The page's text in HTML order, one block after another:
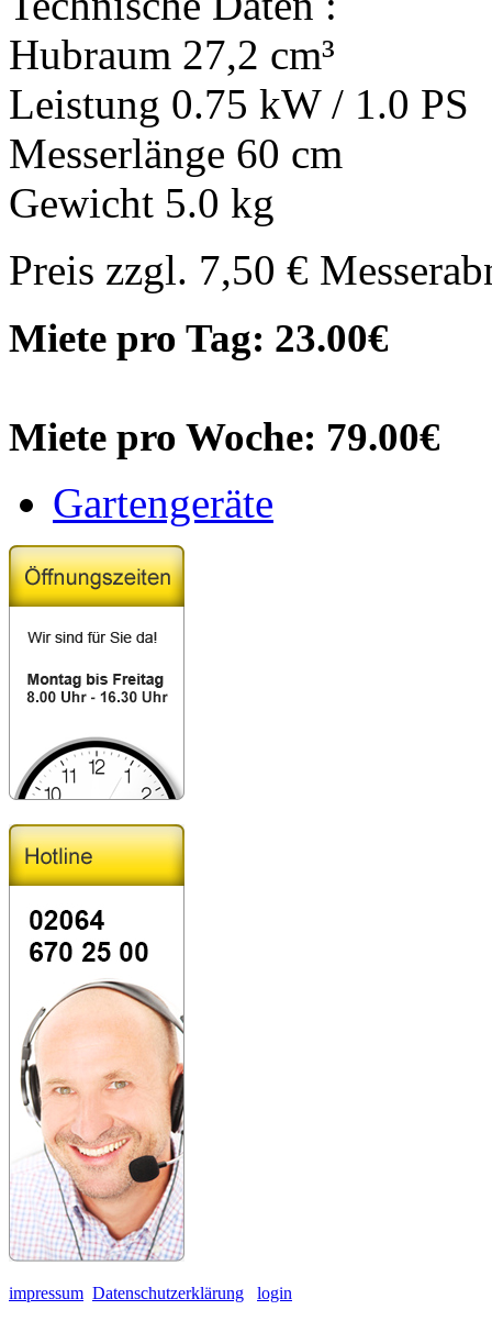
Hubraum 27,2 cm³
Leistung 0.75 kW / 1.0 PS
Messerlänge 60 cm
Gewicht 5.0 kg
Preis zzgl. 7,50 €
Miete pro Tag: 23.00€
Miete pro Woche: 79.00€
Gartengeräte
impressum Datenschutzerklärung login